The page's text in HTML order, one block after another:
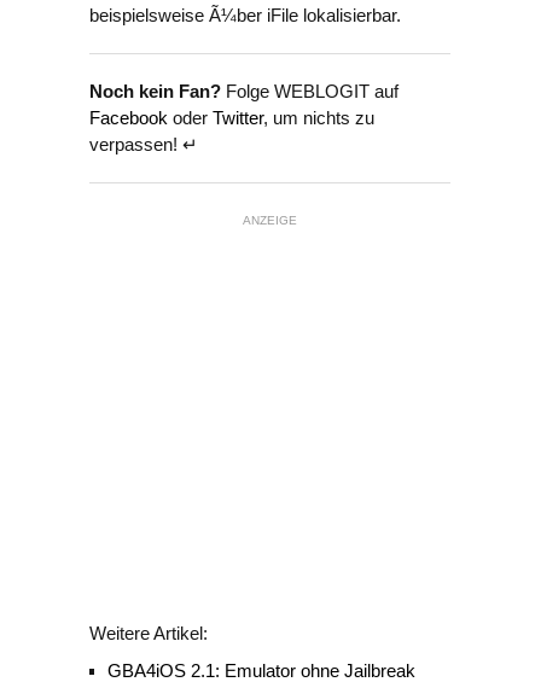
beispielsweise Ã¼ber iFile lokalisierbar.
Noch kein Fan? Folge WEBLOGIT auf
Facebook oder Twitter, um nichts zu
verpassen! ↵
ANZEIGE
Weitere Artikel:
GBA4iOS 2.1: Emulator ohne Jailbreak